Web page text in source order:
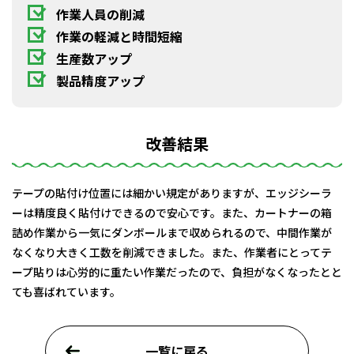
作業人員の削減
作業の軽減と時間短縮
生産数アップ
製品精度アップ
改善結果
テープの貼付け位置には細かい規定がありますが、エッジシーラ
ーは精度良く貼付けできるので安心です。また、カートナーの箱
詰め作業から一気にダンボールまで収められるので、中間作業が
なくなり大きく工数を削減できました。また、作業者にとってテ
ープ貼りは心労的に重たい作業だったので、負担がなくなったとと
ても喜ばれています。